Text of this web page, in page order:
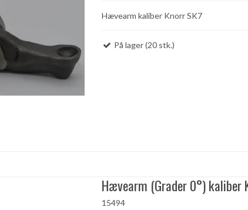
Hævearm kaliber Knorr SK7
På lager (20 stk.)
Hævearm (Grader 0°) kaliber
15494